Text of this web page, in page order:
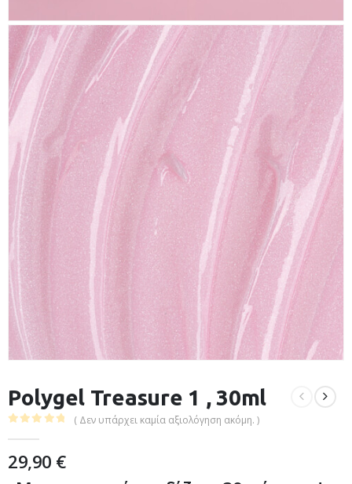
Polygel Treasure 1 , 30ml
( Δεν υπάρχει καμία αξιολόγηση ακόμη. )
29,90 €